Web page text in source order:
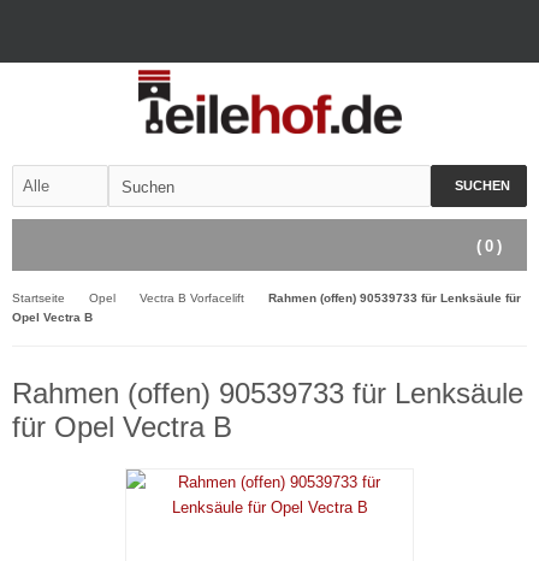
SUCHEN
( 0 )
Startseite Opel Vectra B Vorfacelift
Rahmen (offen) 90539733 für Lenksäule für
Opel Vectra B
Rahmen (offen) 90539733 für Lenksäule
für Opel Vectra B